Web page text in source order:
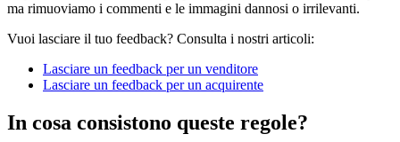
ma rimuoviamo i commenti e le immagini dannosi o irrilevanti.
Vuoi lasciare il tuo feedback? Consulta i nostri articoli:
Lasciare un feedback per un venditore
Lasciare un feedback per un acquirente
In cosa consistono queste regole?